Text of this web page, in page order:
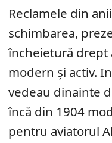
Reclamele din
schimbarea,
încheietură drept
modern și activ.
vedeau dinainte
încă din 1904
pentru aviatorul